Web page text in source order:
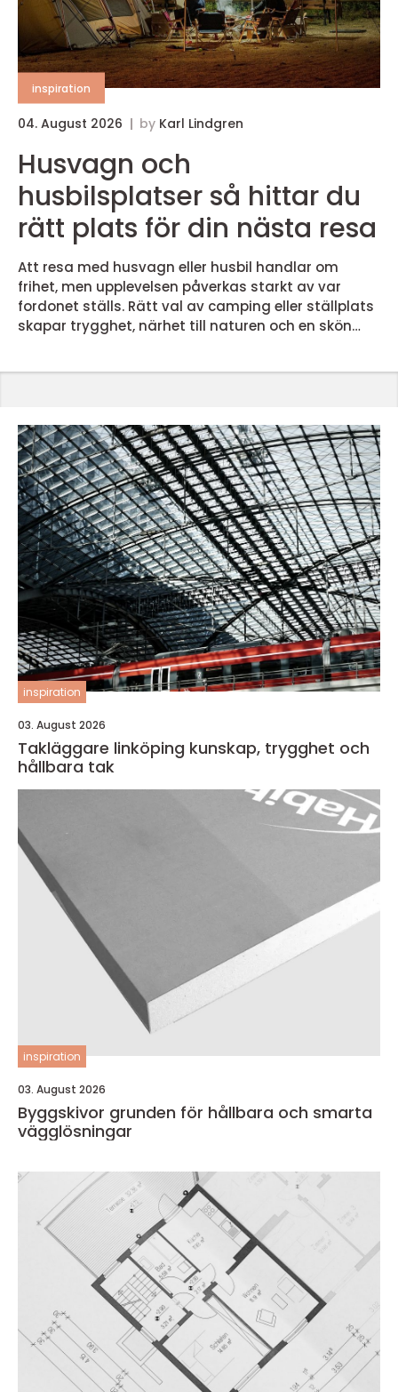
inspiration
04. August 2026 by Karl Lindgren
Husvagn och
husbilsplatser så hittar du
rätt plats för din nästa resa
Att resa med husvagn eller husbil handlar om
frihet, men upplevelsen påverkas starkt av var
fordonet ställs. Rätt val av camping eller ställplats
skapar trygghet, närhet till naturen och en skön
på hjul blir efterfrågan på bra platser större.
Samtidigt ...
inspiration
03. August 2026
Takläggare linköping kunskap, trygghet och
hållbara tak
inspiration
03. August 2026
Byggskivor grunden för hållbara och smarta
vägglösningar